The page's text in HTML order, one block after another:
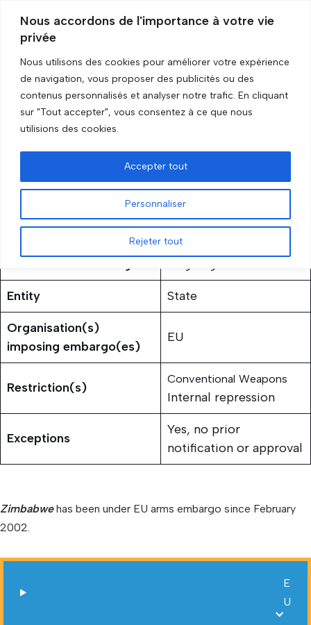
Nous accordons de l'importance à votre vie
privée
Nous utilisons des cookies pour améliorer votre expérience
de navigation, vous proposer des publicités ou des
contenus personnalisés et analyser notre trafic. En cliquant
sur "Tout accepter", vous consentez à ce que nous
utilisions des cookies.
Personnaliser
Rejeter tout
Accepter tout
Skip
to
content
Accueil»Zimbabwe
Zimbabwe
3 February 2026
Entity State
Organisation(s)
imposing embargo(es)
EU
Restriction(s)
Conventional Weapons
Internal repression
Exceptions
Yes, no prior
notification or approval
Zimbabwehas been under EU arms embargo since February
2002.
E
U